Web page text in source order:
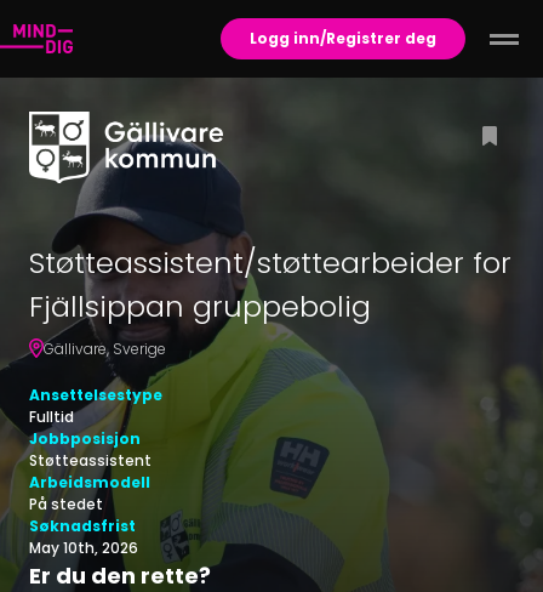
Logg inn/Registrer deg
Støtteassistent/støttearbeider for
Fjällsippan gruppebolig
Gällivare, Sverige
Ansettelsestype
Fulltid
Jobbposisjon
Støtteassistent
Arbeidsmodell
På stedet
Søknadsfrist
May 10th, 2026
Er du den rette?